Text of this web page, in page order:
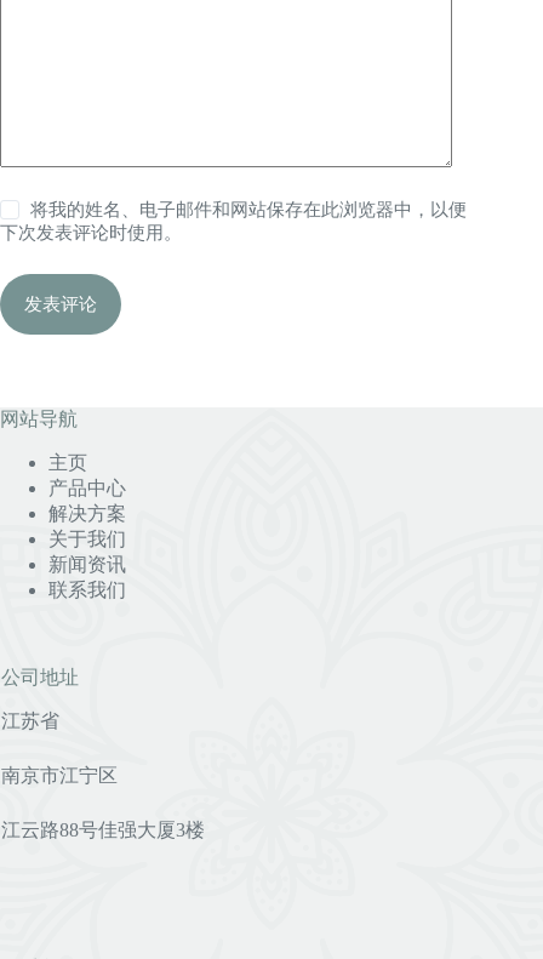
将我的姓名、电子邮件和网站保存在此浏览器中，以便
下次发表评论时使用。
发表评论
网站导航
主页
产品中心
解决方案
关于我们
新闻资讯
联系我们
公司地址
江苏省
南京市江宁区
江云路88号佳强大厦3楼